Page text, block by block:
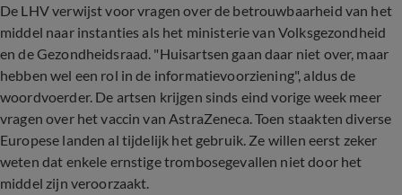
De LHV verwijst voor vragen over de betrouwbaarheid van het
middel naar instanties als het ministerie van Volksgezondheid
en de Gezondheidsraad. "Huisartsen gaan daar niet over, maar
hebben wel een rol in de informatievoorziening", aldus de
woordvoerder. De artsen krijgen sinds eind vorige week meer
vragen over het vaccin van AstraZeneca. Toen staakten diverse
Europese landen al tijdelijk het gebruik. Ze willen eerst zeker
weten dat enkele ernstige trombosegevallen niet door het
middel zijn veroorzaakt.